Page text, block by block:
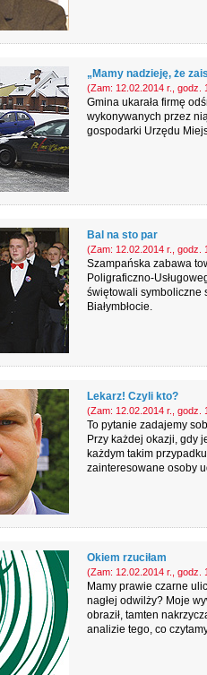
„Mamy nadzieję, że
(Zam: 12.02.2014 r., godz.
Gmina ukarała firmę
wykonywanych przez
gospodarki Urzędu
Bal na sto par
(Zam: 12.02.2014 r., godz.
Szampańska zabawa
Poligraficzno-
świętowali symboliczne
Białymbłocie.
Lekarz! Czyli kto?
(Zam: 12.02.2014 r., godz.
To pytanie zadajemy
Przy każdej okazji, gdy
każdym takim
zainteresowane osoby
Okiem rzuciłam
(Zam: 12.02.2014 r., godz.
Mamy prawie czarne
nagłej odwilży? Moje
obraził, tamten
analizie tego, co